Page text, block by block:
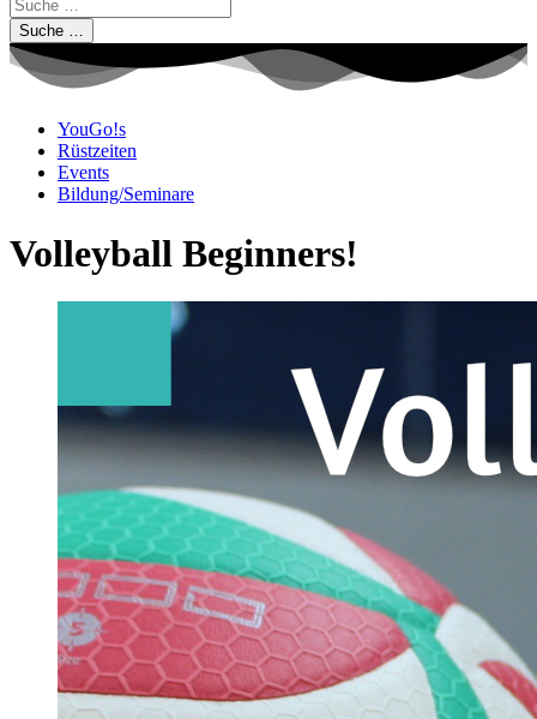
Suche …
YouGo!s
Rüstzeiten
Events
Bildung/Seminare
Volleyball Beginners!